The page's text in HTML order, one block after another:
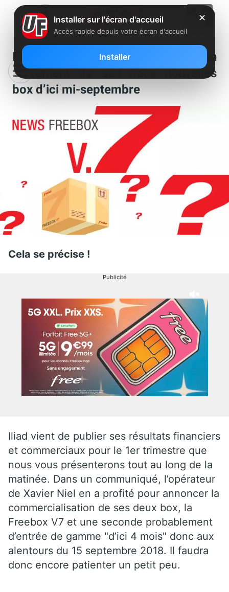
Freebox V7 : Free annonce un
lancement de ses deux nouvelles
box d’ici mi-septembre
Cela se précise !
Publicité
Iliad vient de publier ses résultats financiers
et commerciaux pour le 1er trimestre que
nous vous présenterons tout au long de la
matinée. Dans un communiqué, l’opérateur
de Xavier Niel en a profité pour annoncer la
commercialisation de ses deux box, la
Freebox V7 et une seconde probablement
d’entrée de gamme "d’ici 4 mois" donc aux
alentours du 15 septembre 2018. Il faudra
donc encore patienter un petit peu.
✕
Installer sur l'écran d'accueil
Accès rapide depuis votre écran d'accueil
Installer